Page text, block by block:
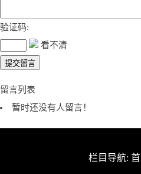
验证码:
看不清
留言列表
暂时还没有人留言！
栏目导航: